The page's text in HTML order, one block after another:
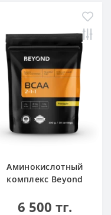
Аминокислотный
комплекс Beyond
6 500 тг.